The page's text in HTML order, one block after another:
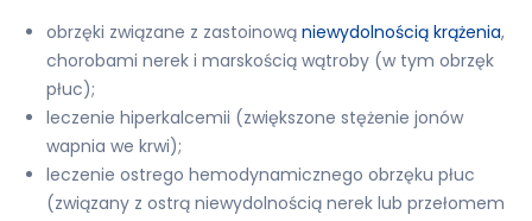
obrzęki związane z zastoinową niewydolnością krążenia,
chorobami nerek i marskością wątroby (w tym obrzęk
płuc);
leczenie hiperkalcemii (zwiększone stężenie jonów
wapnia we krwi);
leczenie ostrego hemodynamicznego obrzęku płuc
(związany z ostrą niewydolnością nerek lub przełomem